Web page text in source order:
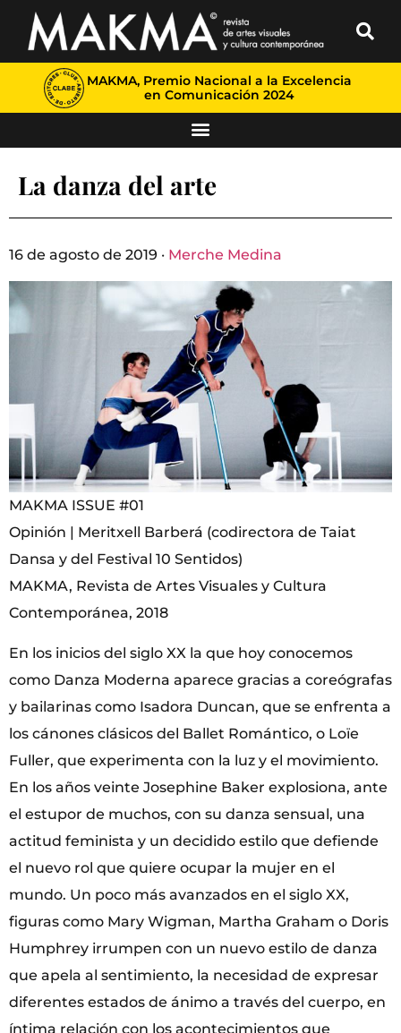
MAKMA, Premio Nacional a la Excelencia
en Comunicación 2024
La danza del arte
16 de agosto de 2019 · Merche Medina
MAKMA ISSUE #01
Opinión | Meritxell Barberá (codirectora de Taiat
Dansa y del Festival 10 Sentidos)
MAKMA, Revista de Artes Visuales y Cultura
Contemporánea, 2018
En los inicios del siglo XX la que hoy conocemos
como Danza Moderna aparece gracias a coreógrafas
y bailarinas como Isadora Duncan, que se enfrenta a
los cánones clásicos del Ballet Romántico, o Loïe
Fuller, que experimenta con la luz y el movimiento.
En los años veinte Josephine Baker explosiona, ante
el estupor de muchos, con su danza sensual, una
actitud feminista y un decidido estilo que defiende
el nuevo rol que quiere ocupar la mujer en el
mundo. Un poco más avanzados en el siglo XX,
figuras como Mary Wigman, Martha Graham o Doris
Humphrey irrumpen con un nuevo estilo de danza
que apela al sentimiento, la necesidad de expresar
diferentes estados de ánimo a través del cuerpo, en
íntima relación con los acontecimientos que